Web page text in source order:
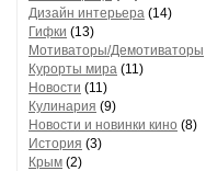
Дизайн интерьера (14)
Гифки (13)
Мотиваторы/Демотиваторы
Курорты мира (11)
Новости (11)
Кулинария (9)
Новости и новинки кино (8)
История (3)
Крым (2)